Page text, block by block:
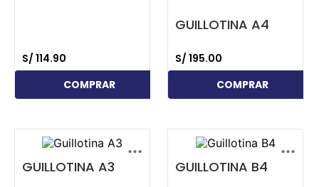
S/ 114.90
COMPRAR
GUILLOTINA A4
S/ 195.00
COMPRAR
...
GUILLOTINA A3
...
GUILLOTINA B4